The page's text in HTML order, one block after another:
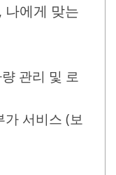
나에게 맞는
관리 및 로
가 서비스 (보